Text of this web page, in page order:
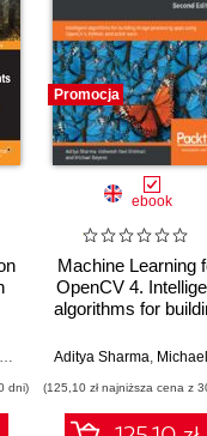
dni)
Promocja
ebook
Machine Learning
OpenCV 4.
algorithms for
apps using OpenCV
learn - Second
Edition
Aditya Sharma Michael Beyeler (USD)
(125,10 zł najniższa cena z